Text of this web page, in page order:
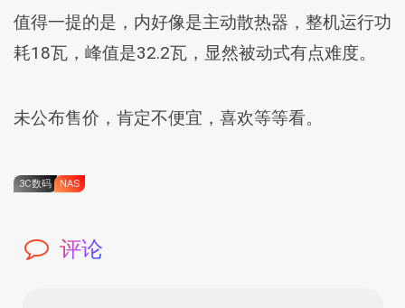
值得一提的是，内好像是主动散热器，整机运行功
耗18瓦，峰值是32.2瓦，显然被动式有点难度。
未公布售价，肯定不便宜，喜欢等等看。
3C数码 NAS
评论